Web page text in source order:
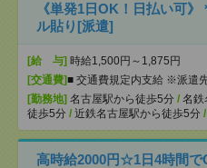
《単発1日OK！日払い可
ル貼り[派遣]
[給 与] 時給1,500円～1,875円
[交通費]■ 交通費規定内支給 ※派遣
[勤務地] 名古屋駅から徒歩5分 / 名鉄
徒歩5分 / 近鉄名古屋駅から徒歩5分 /
高時給2000円☆1日4時間